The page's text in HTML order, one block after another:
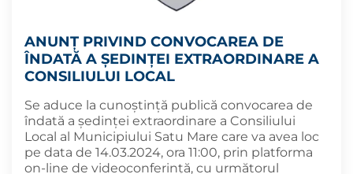
ANUNȚ PRIVIND CONVOCAREA DE
ÎNDATĂ A ȘEDINȚEI EXTRAORDINARE A
CONSILIULUI LOCAL
Se aduce la cunoștință publică convocarea de
îndată a ședinței extraordinare a Consiliului
Local al Municipiului Satu Mare care va avea loc
pe data de 14.03.2024, ora 11:00, prin platforma
on-line de videoconferință, cu următorul